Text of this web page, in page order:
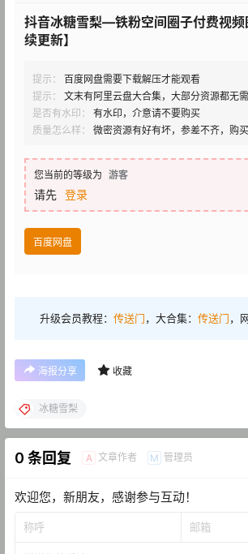
抖音冰糖雪梨—铁粉空间圈子付费视频
续更新】
提示：
百度网盘需要下载解压才能观看
提示：
文末有阿里云盘大合集，大部分资源都无
是否有水印：
有水印，介意请不要购买
质量怎么样：
微密资源有好有坏，参差不齐，购
您当前的等级为 游客
请先 登录
百度网盘
升级会员教程： 传送门，大合集： 传送门，
海报分享 收藏
冰糖雪梨
0 条回复 A 文章作者 M 管理员
欢迎您，新朋友，感谢参与互动！